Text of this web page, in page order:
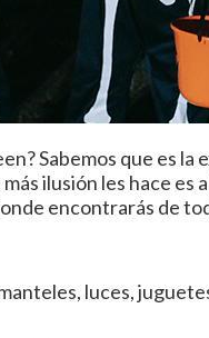
Sabemos que es
ilusión les hace es
encontrarás de
luces,